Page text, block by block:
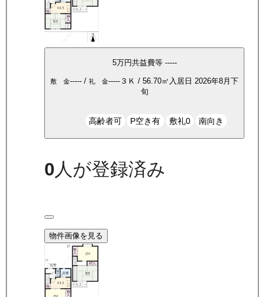
5万円共益費等 -----
敷 金----- / 礼 金----- ３Ｋ / 56.70㎡ 入居日 2026年8月下
旬
高齢者可 P空き有 敷礼0 南向き
0 人が登録済み
物件画像を見る